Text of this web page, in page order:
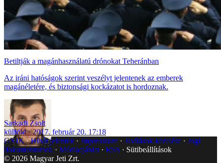
Betiltják a magánhasználatú drónokat Teheránban
Az iráni hatóságok szerint veszélyt jelentenek az emberek
magánéletére, és biztonsági kockázatot is hordoznak.
Sarkadi Zsolt
külföld
2017. február 20. 17:18
GYIK Hibát jelentek Impresszum Javítások kezelése
Jogi
dokumentumok
Médiaajánlat RSS
Sütibeállítások
© 2026 Magyar Jeti Zrt.